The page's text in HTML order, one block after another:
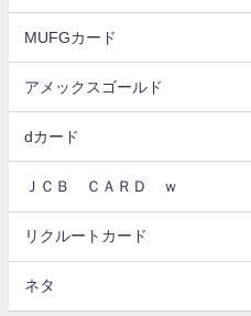
MUFGカード
アメックスゴールド
dカード
ＪＣＢ ＣＡＲＤ ｗ
リクルートカード
ネタ